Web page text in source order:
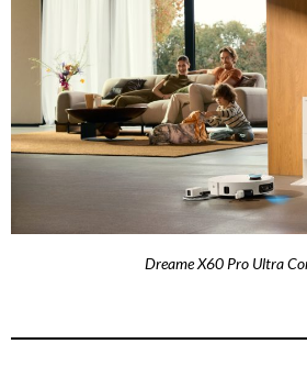
Dreame X60 Pro Ultra